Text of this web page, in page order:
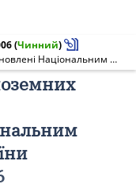
(Чинний)
Курси гривні до іноземних валют, встановлені Національним банком України 06.10.2006